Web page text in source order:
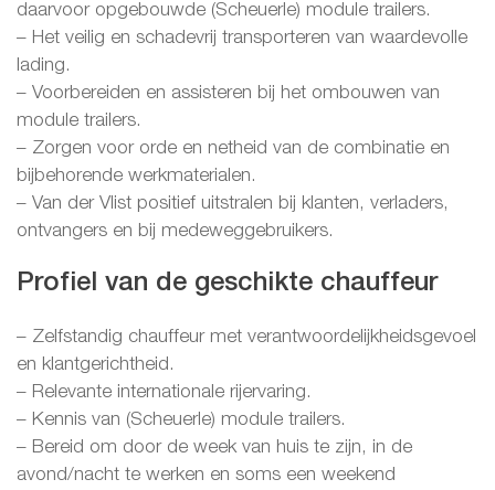
daarvoor opgebouwde (Scheuerle) module trailers.
– Het veilig en schadevrij transporteren van waardevolle
lading.
– Voorbereiden en assisteren bij het ombouwen van
module trailers.
– Zorgen voor orde en netheid van de combinatie en
bijbehorende werkmaterialen.
– Van der Vlist positief uitstralen bij klanten, verladers,
ontvangers en bij medeweggebruikers.
Profiel van de geschikte chauffeur
– Zelfstandig chauffeur met verantwoordelijkheidsgevoel
en klantgerichtheid.
– Relevante internationale rijervaring.
– Kennis van (Scheuerle) module trailers.
– Bereid om door de week van huis te zijn, in de
avond/nacht te werken en soms een weekend